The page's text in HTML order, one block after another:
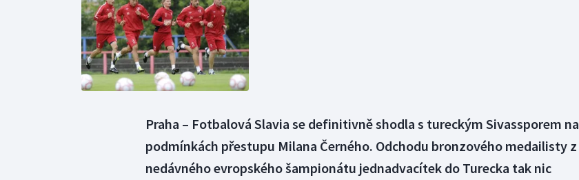
Praha – Fotbalová Slavia se definitivně shodla s tureckým Sivassporem na
podmínkách přestupu Milana Černého. Odchodu bronzového medailisty z
nedávného evropského šampionátu jednadvacítek do Turecka tak nic